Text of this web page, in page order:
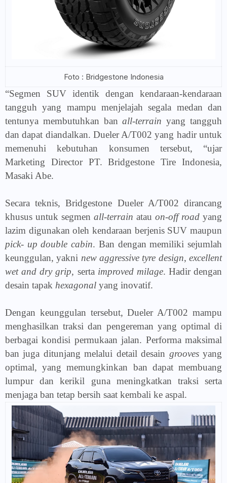
Foto : Bridgestone Indonesia
“Segmen SUV identik dengan kendaraan-kendaraan
tangguh yang mampu menjelajah segala medan dan
tentunya membutuhkan banall-terrain yang tangguh
dan dapat diandalkan. Dueler A/T002 yang hadir untuk
memenuhi kebutuhan konsumen tersebut, “ujar
Marketing Director PT. Bridgestone Tire Indonesia,
Masaki Abe.
Secara teknis, Bridgestone Dueler A/T002 dirancang
khusus untuk segmen all-terrain atau on-off road yang
lazim digunakan oleh kendaraan berjenis SUV maupun
pick- up double cabin. Ban dengan memiliki sejumlah
keunggulan, yakni new aggressive tyre design,excellent
wet and dry grip, serta improved milage. Hadir dengan
desain tapak hexagonal yang inovatif.
Dengan keunggulan tersebut, Dueler A/T002 mampu
menghasilkan traksi dan pengereman yang optimal di
berbagai kondisi permukaan jalan. Performa maksimal
ban juga ditunjang melalui detail desain groovesyang
optimal, yang memungkinkan ban dapat membuang
lumpur dan kerikil guna meningkatkan traksi serta
menjaga ban tetap bersih saat kembali ke aspal.